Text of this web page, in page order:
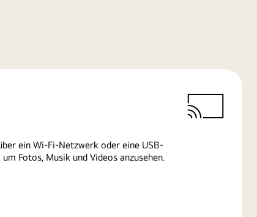
ein Wi-Fi-Netzwerk oder eine USB-
Fotos, Musik und Videos anzusehen.